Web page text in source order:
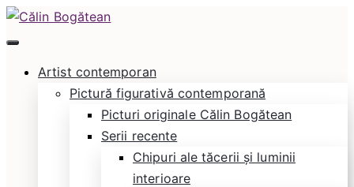
Skip
to
și sticlă, portrete și restaurare artă – Călin
Artist contemporan
Pictură figurativă contemporană
Picturi originale Călin Bogătean
Serii recente
Chipuri ale tăcerii și luminii
interioare